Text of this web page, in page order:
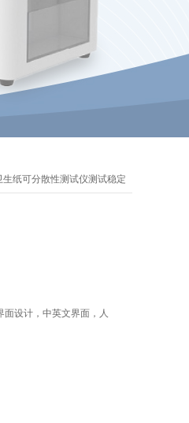
生纸可分散性测试仪测试稳定
设计，中英文界面，人